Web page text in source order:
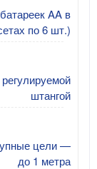
AA в
по 6 шт.)
штангой
цели —
до 1 метра